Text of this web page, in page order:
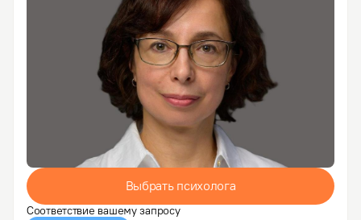
Выбрать психолога
Соответствие вашему запросу